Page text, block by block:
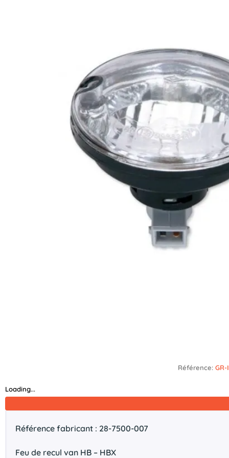
Référence: GR-
Loading...
Référence fabricant : 28-7500-007
Feu de recul van HB – HBX